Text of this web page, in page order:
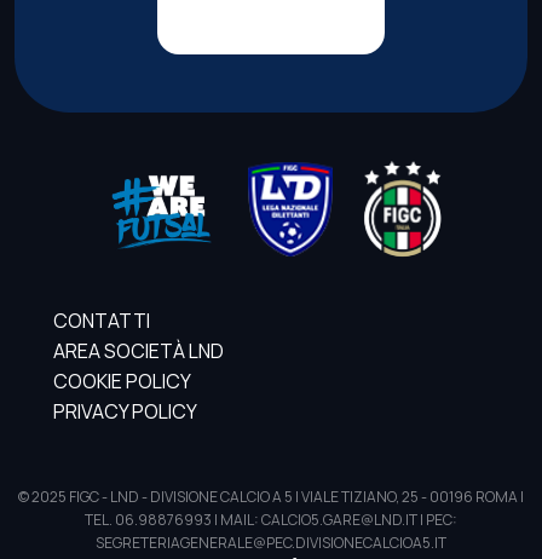
CONTATTI
AREA SOCIETÀ LND
COOKIE POLICY
PRIVACY POLICY
© 2025 FIGC - LND - DIVISIONE CALCIO A 5 | VIALE TIZIANO, 25 - 00196 ROMA |
TEL. 06.98876993 | MAIL: CALCIO5.GARE@LND.IT | PEC:
SEGRETERIAGENERALE@PEC.DIVISIONECALCIOA5.IT